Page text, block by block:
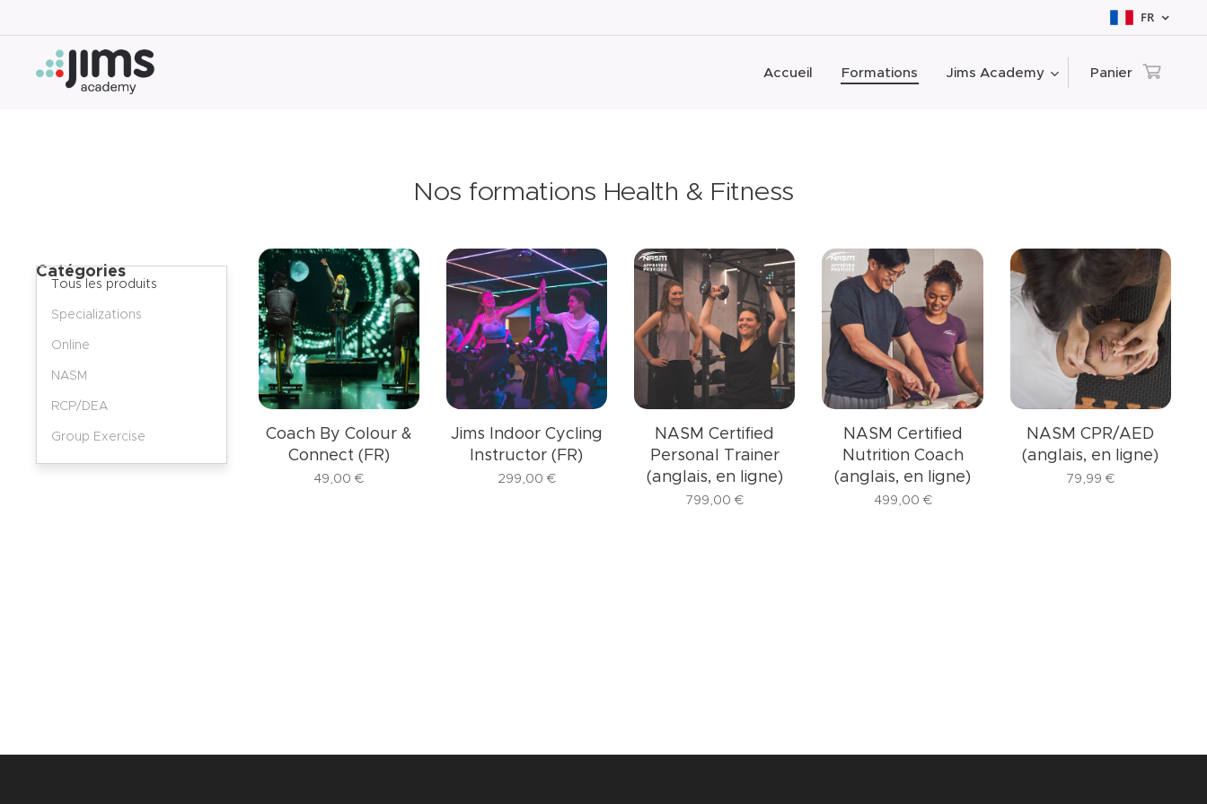
FR
Accueil Formations Jims Academy Panier
Nos formations Health & Fitness
Catégories
Tous les produits
Specializations
Online
NASM
RCP/DEA
Group Exercise
Coach By Colour &
Connect (FR)
49,00 €
Jims Indoor Cycling
Instructor (FR)
299,00 €
NASM Certified
Personal Trainer
(anglais, en ligne)
799,00 €
NASM Certified
Nutrition Coach
(anglais, en ligne)
499,00 €
NASM CPR/AED
(anglais, en ligne)
79,99 €